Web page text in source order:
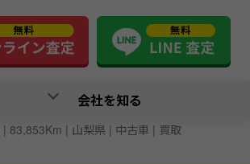
会社を知る
83,853Km | 山梨県 | 中古車 | 買取